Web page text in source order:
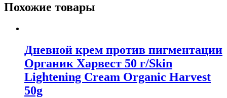
Похожие товары
Дневной крем против пигментации
Органик Харвест 50 г/Skin
Lightening Cream Organic Harvest
50g